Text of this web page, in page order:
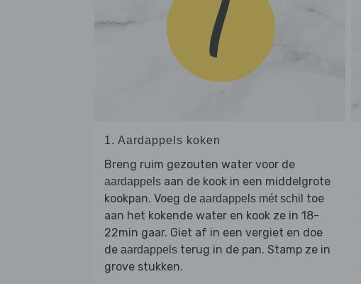
1. Aardappels koken
Breng ruim gezouten water voor de
aardappels aan de kook in een middelgrote
kookpan. Voeg de aardappels mét schil toe
aan het kokende water en kook ze in 18-
22min gaar. Giet af in een vergiet en doe
de aardappels terug in de pan. Stamp ze in
grove stukken.